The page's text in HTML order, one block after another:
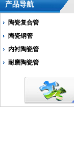
产品导航
陶瓷复合管
陶瓷钢管
内衬陶瓷管
耐磨陶瓷管